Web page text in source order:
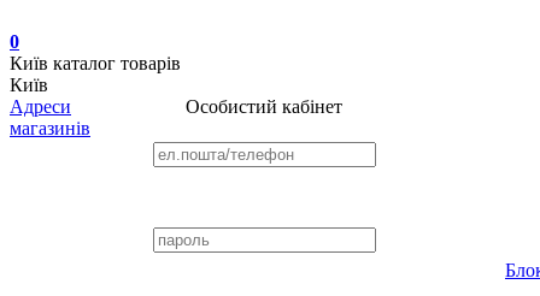
0
Київ каталог товарів
Київ
Адреси
магазинів
Особистий кабінет